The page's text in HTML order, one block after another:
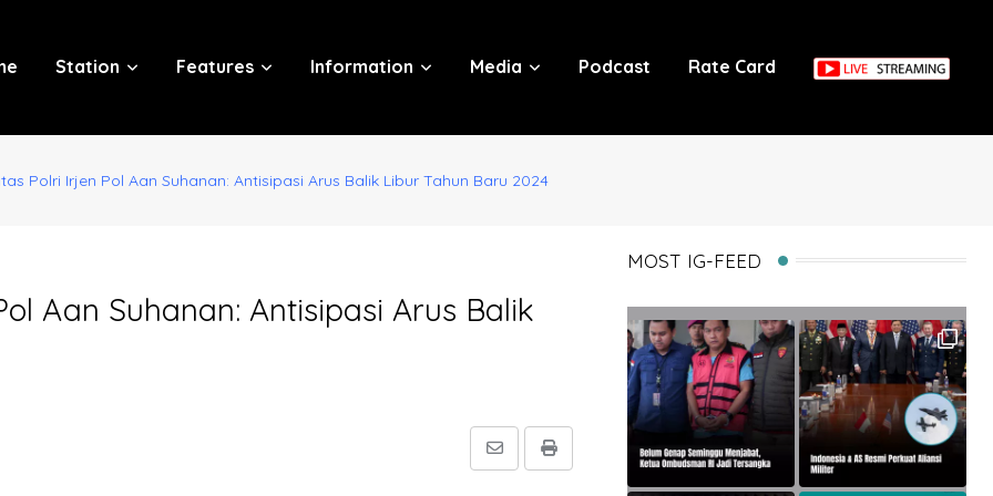
Station Features Information Media Podcast Rate Card
Polri Irjen Pol Aan Suhanan: Antisipasi Arus Balik Libur Tahun Baru 2024
Aan Suhanan: Antisipasi Arus Balik
Print
Share
MOST IG-FEED